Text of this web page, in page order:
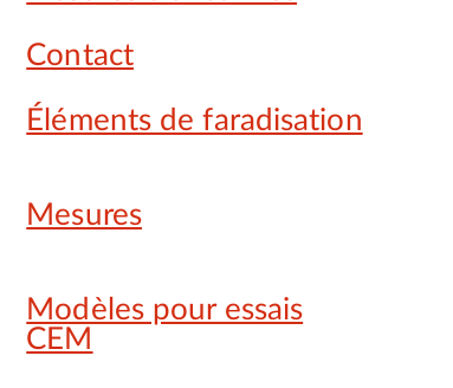
Contact
Éléments de faradisation
Mesures
Modèles pour essais
CEM